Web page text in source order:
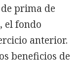
prima de
el fondo
anterior.
beneficios de